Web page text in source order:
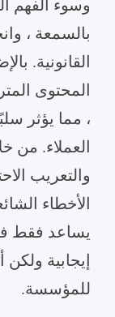
وسوء الفهم
بالسمعة ،
القانونية.
المحتوى
، مما يؤثر
العملاء. من
والتعريب
الأخطاء
يساعد فقط
إيجابية
للمؤسسة.